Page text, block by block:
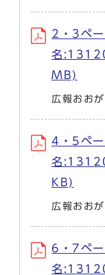
2・3ペ
名
MB)
広報おお
4・5ペ
名
KB)
広報おお
6・7ペ
名